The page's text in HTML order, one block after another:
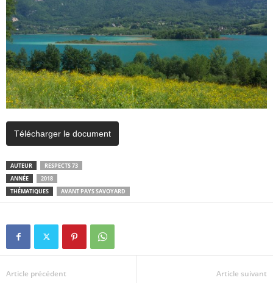
Télécharger le document
AUTEUR
RESPECTS 73
ANNÉE
2018
THÉMATIQUES
AVANT PAYS SAVOYARD
Article précédent Article suivant